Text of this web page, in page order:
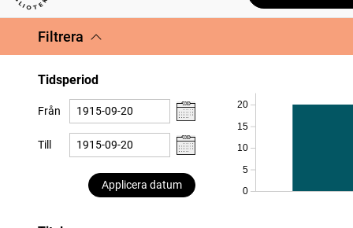
Filtrera
Tidsperiod
Från
Till
Applicera datum
0
5
10
15
20